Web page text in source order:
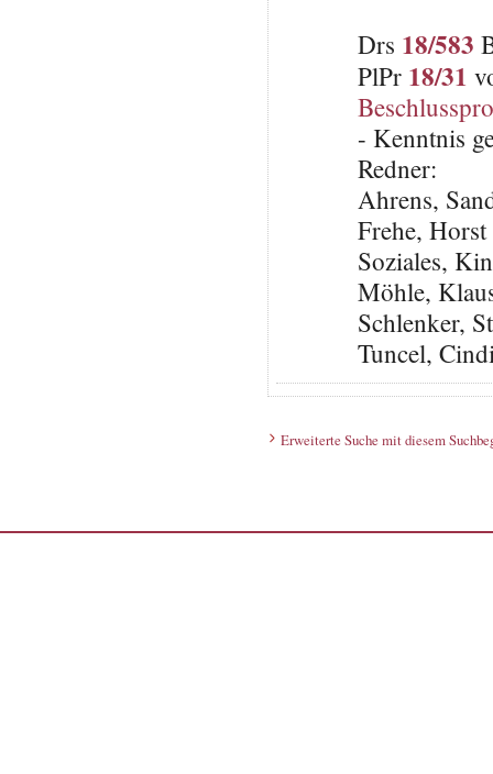
Drs 18/583
PlPr 18/31
- Kenntnis
Redner:
Ahrens,
Frehe,
Soziales,
Möhle,
Schlenker,
Tuncel,
Erweiterte Suche mit diesem